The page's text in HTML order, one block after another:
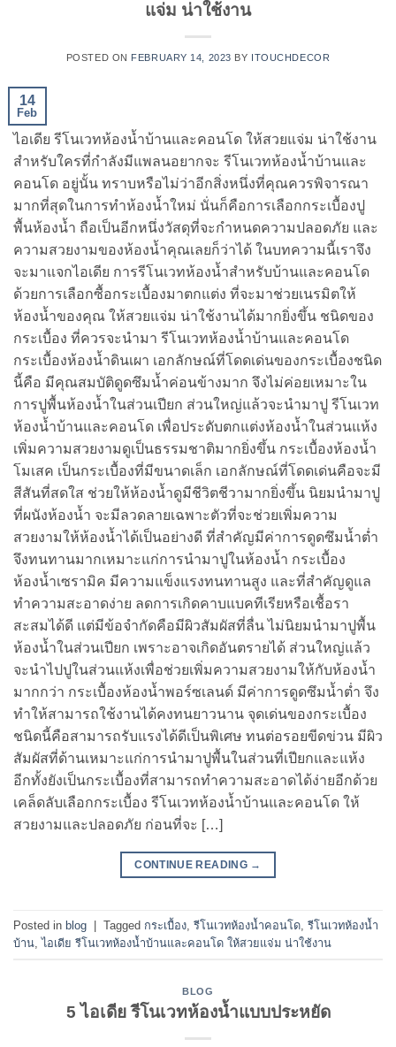
แจ่ม น่าใช้งาน
POSTED ON FEBRUARY 14, 2023 BY ITOUCHDECOR
14
Feb
ไอเดีย รีโนเวทห้องน้ำบ้านและคอนโด ให้สวยแจ่ม น่าใช้งาน
สำหรับใครที่กำลังมีแพลนอยากจะ รีโนเวทห้องน้ำบ้านและ
คอนโด อยู่นั้น ทราบหรือไม่ว่าอีกสิ่งหนึ่งที่คุณควรพิจารณา
มากที่สุดในการทำห้องน้ำใหม่ นั่นก็คือการเลือกกระเบื้องปู
พื้นห้องน้ำ ถือเป็นอีกหนึ่งวัสดุที่จะกำหนดความปลอดภัย และ
ความสวยงามของห้องน้ำคุณเลยก็ว่าได้ ในบทความนี้เราจึง
จะมาแจกไอเดีย การรีโนเวทห้องน้ำสำหรับบ้านและคอนโด
ด้วยการเลือกซื้อกระเบื้องมาตกแต่ง ที่จะมาช่วยเนรมิตให้
ห้องน้ำของคุณ ให้สวยแจ่ม น่าใช้งานได้มากยิ่งขึ้น ชนิดของ
กระเบื้อง ที่ควรจะนำมา รีโนเวทห้องน้ำบ้านและคอนโด
กระเบื้องห้องน้ำดินเผา เอกลักษณ์ที่โดดเด่นของกระเบื้องชนิด
นี้คือ มีคุณสมบัติดูดซึมน้ำค่อนข้างมาก จึงไม่ค่อยเหมาะใน
การปูพื้นห้องน้ำในส่วนเปียก ส่วนใหญ่แล้วจะนำมาปู รีโนเวท
ห้องน้ำบ้านและคอนโด เพื่อประดับตกแต่งห้องน้ำในส่วนแห้ง
เพิ่มความสวยงามดูเป็นธรรมชาติมากยิ่งขึ้น กระเบื้องห้องน้ำ
โมเสค เป็นกระเบื้องที่มีขนาดเล็ก เอกลักษณ์ที่โดดเด่นคือจะมี
สีสันที่สดใส ช่วยให้ห้องน้ำดูมีชีวิตชีวามากยิ่งขึ้น นิยมนำมาปู
ที่ผนังห้องน้ำ จะมีลวดลายเฉพาะตัวที่จะช่วยเพิ่มความ
สวยงามให้ห้องน้ำได้เป็นอย่างดี ที่สำคัญมีค่าการดูดซึมน้ำต่ำ
จึงทนทานมากเหมาะแก่การนำมาปูในห้องน้ำ กระเบื้อง
ห้องน้ำเซรามิค มีความแข็งแรงทนทานสูง และที่สำคัญดูแล
ทำความสะอาดง่าย ลดการเกิดคาบแบคทีเรียหรือเชื้อรา
สะสมได้ดี แต่มีข้อจำกัดคือมีผิวสัมผัสที่ลื่น ไม่นิยมนำมาปูพื้น
ห้องน้ำในส่วนเปียก เพราะอาจเกิดอันตรายได้ ส่วนใหญ่แล้ว
จะนำไปปูในส่วนแห้งเพื่อช่วยเพิ่มความสวยงามให้กับห้องน้ำ
มากกว่า กระเบื้องห้องน้ำพอร์ซเลนด์ มีค่าการดูดซึมน้ำต่ำ จึง
ทำให้สามารถใช้งานได้คงทนยาวนาน จุดเด่นของกระเบื้อง
ชนิดนี้คือสามารถรับแรงได้ดีเป็นพิเศษ ทนต่อรอยขีดข่วน มีผิว
สัมผัสที่ด้านเหมาะแก่การนำมาปูพื้นในส่วนที่เปียกและแห้ง
อีกทั้งยังเป็นกระเบื้องที่สามารถทำความสะอาดได้ง่ายอีกด้วย
เคล็ดลับเลือกกระเบื้อง รีโนเวทห้องน้ำบ้านและคอนโด ให้
สวยงามและปลอดภัย ก่อนที่จะ […]
CONTINUE READING →
Posted in blog | Tagged กระเบื้อง รีโนเวทห้องน้ำคอนโด รีโนเวทห้องน้ำ
บ้าน ,ไอเดีย รีโนเวทห้องน้ำบ้านและคอนโด ให้สวยแจ่ม น่าใช้งาน
BLOG
5 ไอเดีย รีโนเวทห้องน้ำแบบประหยัด